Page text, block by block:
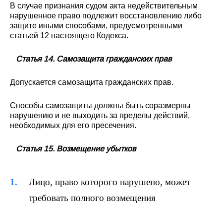
В случае признания судом акта недействительным
нарушенное право подлежит восстановлению либо
защите иными способами, предусмотренными
статьей 12 настоящего Кодекса.
Статья 14. Самозащита гражданских прав
Допускается самозащита гражданских прав.
Способы самозащиты должны быть соразмерны
нарушению и не выходить за пределы действий,
необходимых для его пресечения.
Статья 15. Возмещение убытков
Лицо, право которого нарушено, может
требовать полного возмещения